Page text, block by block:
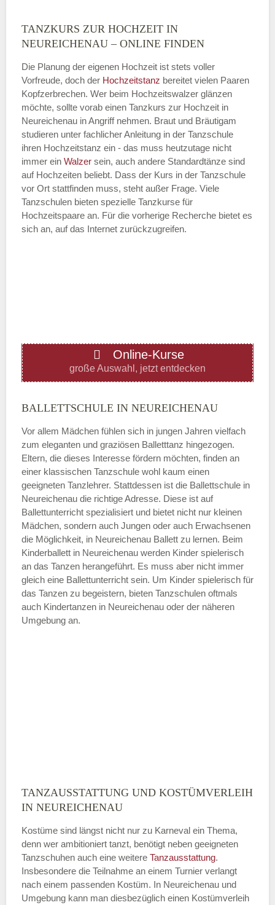
Montag
—
ÖFFNUNGSZEITEN HINZUFÜGEN
Dienstag
—
ÖFFNUNGSZEITEN HINZUFÜGEN
Donnerstag
—
ÖFFNUNGSZEITEN HINZUFÜGEN
Freitag
—
ÖFFNUNGSZEITEN HINZUFÜGEN
Samstag
TANZKURS ZUR HOCHZEIT IN
NEUREICHENAU – ONLINE FINDEN
Die Planung der eigenen Hochzeit ist stets voller
Vorfreude, doch der Hochzeitstanz bereitet vielen Paaren
Kopfzerbrechen. Wer beim Hochzeitswalzer glänzen
möchte, sollte vorab einen Tanzkurs zur Hochzeit in
Neureichenau in Angriff nehmen. Braut und Bräutigam
studieren unter fachlicher Anleitung in der Tanzschule
ihren Hochzeitstanz ein - das muss heutzutage nicht
immer ein Walzer sein, auch andere Standardtänze sind
auf Hochzeiten beliebt. Dass der Kurs in der Tanzschule
vor Ort stattfinden muss, steht außer Frage. Viele
Tanzschulen bieten spezielle Tanzkurse für
Hochzeitspaare an. Für die vorherige Recherche bietet es
sich an, auf das Internet zurückzugreifen.
Online-Kurse
große Auswahl, jetzt entdecken
BALLETTSCHULE IN NEUREICHENAU
Vor allem Mädchen fühlen sich in jungen Jahren vielfach
zum eleganten und graziösen Balletttanz hingezogen.
Eltern, die dieses Interesse fördern möchten, finden an
einer klassischen Tanzschule wohl kaum einen
geeigneten Tanzlehrer. Stattdessen ist die Ballettschule in
Neureichenau die richtige Adresse. Diese ist auf
Ballettunterricht spezialisiert und bietet nicht nur kleinen
Mädchen, sondern auch Jungen oder auch Erwachsenen
die Möglichkeit, in Neureichenau Ballett zu lernen. Beim
Kinderballett in Neureichenau werden Kinder spielerisch
an das Tanzen herangeführt. Es muss aber nicht immer
gleich eine Ballettunterricht sein. Um Kinder spielerisch für
das Tanzen zu begeistern, bieten Tanzschulen oftmals
auch Kindertanzen in Neureichenau oder der näheren
Umgebung an.
TANZAUSSTATTUNG UND KOSTÜMVERLEIH
IN NEUREICHENAU
Kostüme sind längst nicht nur zu Karneval ein Thema,
denn wer ambitioniert tanzt, benötigt neben geeigneten
Tanzschuhen auch eine weitere Tanzausstattung.
Insbesondere die Teilnahme an einem Turnier verlangt
nach einem passenden Kostüm. In Neureichenau und
Umgebung kann man diesbezüglich einen Kostümverleih